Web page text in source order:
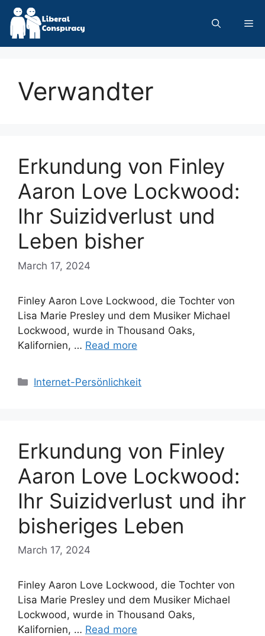
Skip
content
Verwandter
Erkundung von Finley
Aaron Love Lockwood:
Ihr Suizidverlust und
Leben bisher
March 17, 2024
Finley Aaron Love Lockwood, die Tochter von
Lisa Marie Presley und dem Musiker Michael
Lockwood, wurde in Thousand Oaks,
Kalifornien, … Read more
Categories
Internet-Persönlichkeit
Erkundung von Finley
Aaron Love Lockwood:
Ihr Suizidverlust und ihr
bisheriges Leben
March 17, 2024
Finley Aaron Love Lockwood, die Tochter von
Lisa Marie Presley und dem Musiker Michael
Lockwood, wurde in Thousand Oaks,
Kalifornien, … Read more